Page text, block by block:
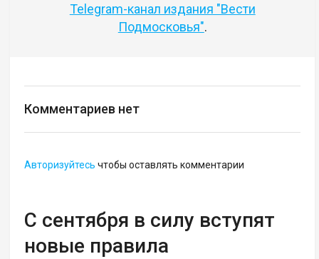
Telegram-канал издания "Вести
Подмосковья".
Комментариев нет
Авторизуйтесь чтобы оставлять комментарии
С сентября в силу вступят
новые правила